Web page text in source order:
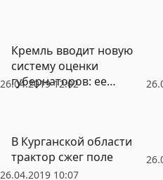
26.04.2019 12:02
Кремль вводит новую
систему оценки
губернаторов: ее
26.04.2019 10:07
В Курганской области
трактор сжег поле